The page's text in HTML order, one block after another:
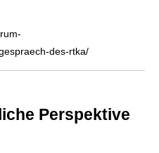
des-rtka/
Perspektive